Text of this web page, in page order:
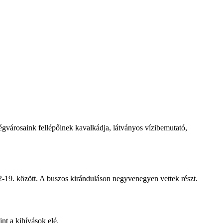
fellépőinek kavalkádja, látványos vízibemutató,
között. A buszos kiránduláson negyvenegyen vettek részt.
a kihívások elé.